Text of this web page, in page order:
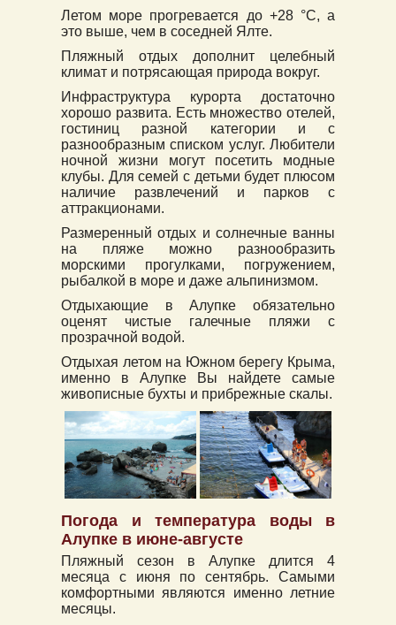
Летом море прогревается до +28 °C, а
это выше, чем в соседней Ялте.
Пляжный отдых дополнит целебный
климат и потрясающая природа вокруг.
Инфраструктура курорта достаточно
хорошо развита. Есть множество отелей,
гостиниц разной категории и с
разнообразным списком услуг. Любители
ночной жизни могут посетить модные
клубы. Для семей с детьми будет плюсом
наличие развлечений и парков с
аттракционами.
Размеренный отдых и солнечные ванны
на пляже можно разнообразить
морскими прогулками, погружением,
рыбалкой в море и даже альпинизмом.
Отдыхающие в Алупке обязательно
оценят чистые галечные пляжи с
прозрачной водой.
Отдыхая летом на Южном берегу Крыма,
именно в Алупке Вы найдете самые
живописные бухты и прибрежные скалы.
Погода и температура воды в
Алупке в июне-августе
Пляжный сезон в Алупке длится 4
месяца с июня по сентябрь. Самыми
комфортными являются именно летние
месяцы.